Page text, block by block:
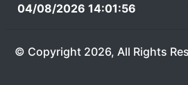
04/08/2026 14:01:56
© Copyright 2026, All Rights